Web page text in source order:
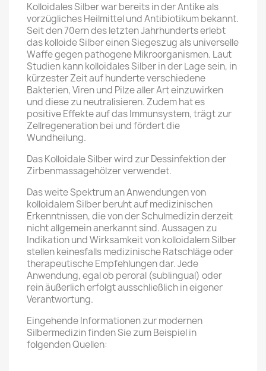
Kolloidales Silber war bereits in der Antike als
vorzügliches Heilmittel und Antibiotikum bekannt.
Seit den 70ern des letzten Jahrhunderts erlebt
das kolloide Silber einen Siegeszug als universelle
Waffe gegen pathogene Mikroorganismen. Laut
Studien kann kolloidales Silber in der Lage sein, in
kürzester Zeit auf hunderte verschiedene
Bakterien, Viren und Pilze aller Art einzuwirken
und diese zu neutralisieren. Zudem hat es
positive Effekte auf das Immunsystem, trägt zur
Zellregeneration bei und fördert die
Wundheilung.
Das Kolloidale Silber wird zur Dessinfektion der
Zirbenmassagehölzer verwendet.
Das weite Spektrum an Anwendungen von
kolloidalem Silber beruht auf medizinischen
Erkenntnissen, die von der Schulmedizin derzeit
nicht allgemein anerkannt sind. Aussagen zu
Indikation und Wirksamkeit von kolloidalem Silber
stellen keinesfalls medizinische Ratschläge oder
therapeutische Empfehlungen dar. Jede
Anwendung, egal ob peroral (sublingual) oder
rein äußerlich erfolgt ausschließlich in eigener
Verantwortung.
Eingehende Informationen zur modernen
Silbermedizin finden Sie zum Beispiel in
folgenden Quellen: